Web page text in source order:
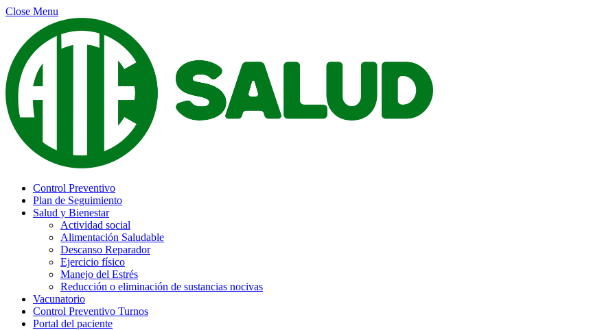
Close Menu
Control Preventivo
Plan de Seguimiento
Salud y Bienestar
Actividad social
Alimentación Saludable
Descanso Reparador
Ejercicio físico
Manejo del Estrés
Reducción o eliminación de sustancias nocivas
Vacunatorio
Control Preventivo Turnos
Portal del paciente